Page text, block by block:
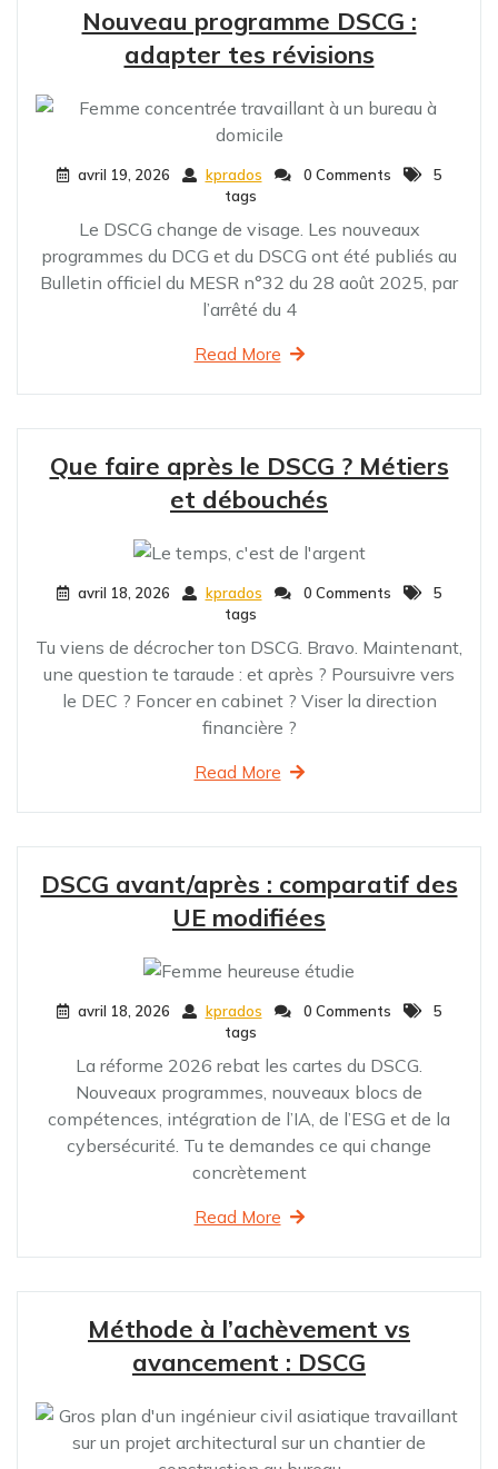
Nouveau programme DSCG :
adapter tes révisions
avril 19, 2026 kprados 0 Comments
5
tags
Le DSCG change de visage. Les nouveaux
programmes du DCG et du DSCG ont été publiés au
Bulletin officiel du MESR n°32 du 28 août 2025, par
l’arrêté du 4
Read More
Que faire après le DSCG ? Métiers
et débouchés
avril 18, 2026 kprados 0 Comments
5
tags
Tu viens de décrocher ton DSCG. Bravo. Maintenant,
une question te taraude : et après ? Poursuivre vers
le DEC ? Foncer en cabinet ? Viser la direction
financière ?
Read More
DSCG avant/après : comparatif des
UE modifiées
avril 18, 2026 kprados 0 Comments
5
tags
La réforme 2026 rebat les cartes du DSCG.
Nouveaux programmes, nouveaux blocs de
compétences, intégration de l’IA, de l’ESG et de la
cybersécurité. Tu te demandes ce qui change
concrètement
Read More
Méthode à l’achèvement vs
avancement : DSCG